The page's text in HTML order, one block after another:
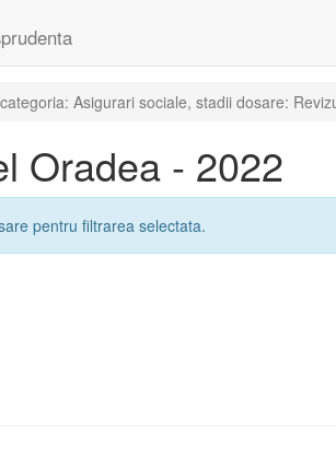
Asigurari sociale, stadii dosare:
Oradea - 2022
pentru filtrarea selectata.